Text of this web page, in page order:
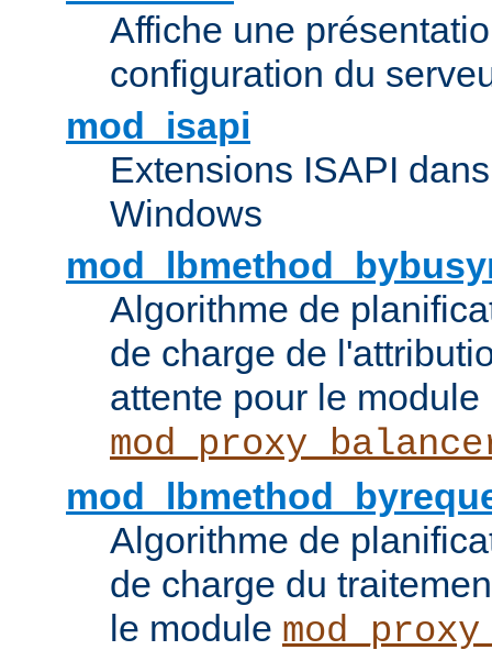
Affiche une
configuration du
mod_isapi
Extensions ISAPI
Windows
Algorithme de
de charge de
attente pour le module
Algorithme de
de charge du
le module